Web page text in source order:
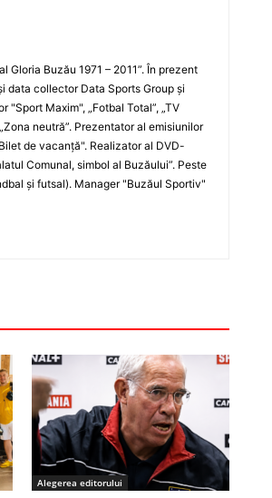
Gloria Buzău 1971 – 2011”. În prezent
data collector Data Sports Group şi
"Sport Maxim", „Fotbal Total”, „TV
neutră”. Prezentator al emisiunilor
de vacanţă". Realizator al DVD-
Comunal, simbol al Buzăului”. Peste
şi futsal). Manager "Buzăul Sportiv"
Alegerea editorului